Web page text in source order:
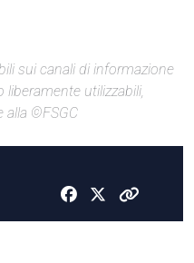
sui canali di informazione
utilizzabili,
alla ©FSGC